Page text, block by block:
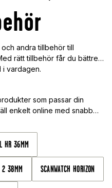
andra tillbehör till
rätt tillbehör får du bättre
i vardagen.
som passar din
enkelt online med snabb
HR 36MM
2 38MM SCANWATCH HORIZON